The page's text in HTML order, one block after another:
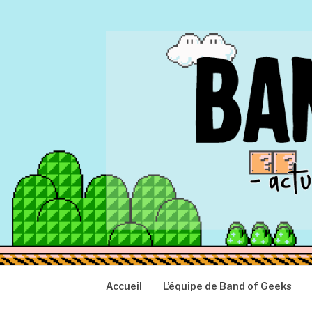
BAND OF
Actu Geek d'hier et d'aujourd'hui
Accueil L’équipe de Band of Geeks